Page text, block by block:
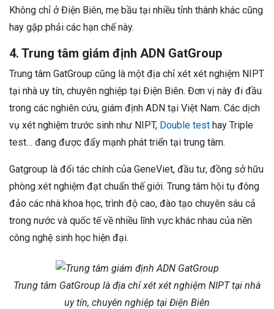
Không chỉ ở Điện Biên, mẹ bầu tại nhiều tỉnh thành khác cũng
hay gặp phải các hạn chế này.
4. Trung tâm giám định ADN GatGroup
Trung tâm GatGroup cũng là một địa chỉ xét xét nghiệm NIPT
tại nhà uy tín, chuyên nghiệp tại Điện Biên. Đơn vị này đi đầu
trong các nghiên cứu, giám định ADN tại Việt Nam. Các dịch
vụ xét nghiệm trước sinh như NIPT, Double test hay Triple
test… đang được đẩy mạnh phát triển tại trung tâm.
Gatgroup là đối tác chính của GeneViet, đầu tư, đồng sở hữu
phòng xét nghiệm đạt chuẩn thế giới. Trung tâm hội tụ đông
đảo các nhà khoa học, trình độ cao, đào tạo chuyên sâu cả
trong nước và quốc tế về nhiều lĩnh vực khác nhau của nền
công nghệ sinh học hiện đại.
Trung tâm GatGroup là địa chỉ xét xét nghiệm NIPT tại nhà
uy tín, chuyên nghiệp tại Điện Biên